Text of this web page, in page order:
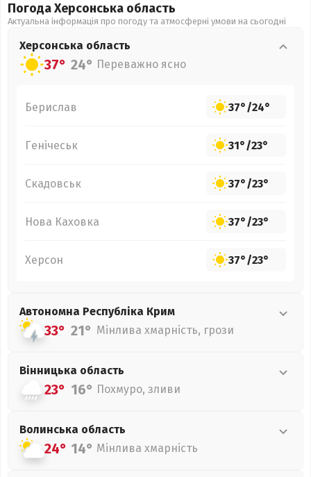
Погода Херсонська область
Актуальна інформація про погоду та атмосферні умови на сьогодні
Херсонська область
37° 24° Переважно ясно
Берислав 37°/24°
Генічеськ 31°/23°
Скадовськ 37°/23°
Нова Каховка 37°/23°
Херсон 37°/23°
Автономна Республіка Крим
33° 21° Мінлива хмарність, грози
Вінницька область
23° 16° Похмуро, зливи
Волинська область
24° 14° Мінлива хмарність